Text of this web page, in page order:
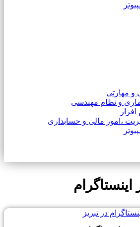
و مهارتی
و نظام مهندسی
،امور مالی و حسابداری